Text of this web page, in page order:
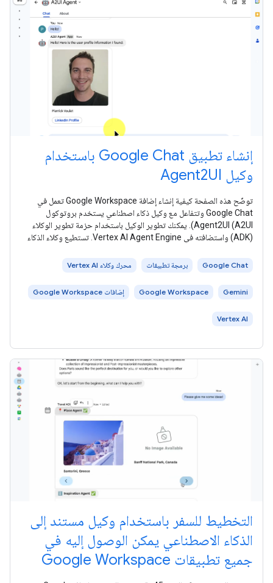
إنشاء تطبيق Google Chat باستخدام
وكيل Agent2UI
توضّح هذه الصفحة كيفية إنشاء إضافة Google Workspace تعمل في
Google Chat وتتفاعل مع وكيل ذكاء اصطناعي يستخدم بروتوكول
Agent2UI (A2UI). يمكنك تطوير الوكيل باستخدام حزمة تطوير الوكلاء
(ADK) واستضافته في Vertex AI Agent Engine. تستطيع وكلاء الذكاء
Google Chat برمجة تطبيقات محرك وكلاء Vertex AI
Gemini
Google Workspace إضافات Google Workspace
Vertex AI
التخطيط للسفر باستخدام وكيل مستند إلى
الذكاء الاصطناعي يمكن الوصول إليه في
جميع تطبيقات Google Workspace